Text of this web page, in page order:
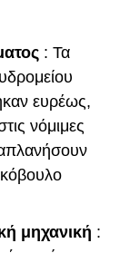
: Τα
ευρέως,
νόμιμες
μηχανική :